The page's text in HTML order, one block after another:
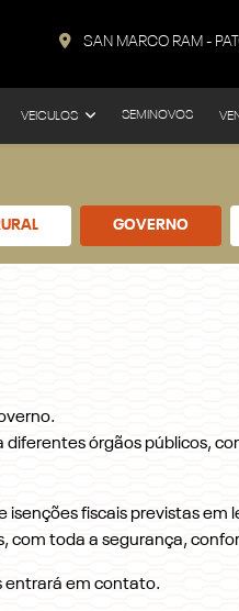
SAN MARCO RAM -
VEICULOS SEMINOVOS
GOVERNO
órgãos públicos,
fiscais previstas
com toda a segurança,
entrará em contato.